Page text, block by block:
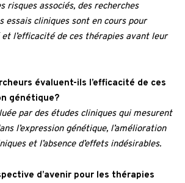
risques associés, des recherches
essais cliniques sont en cours pour
l’efficacité de ces thérapies avant leur
évaluent-ils l’efficacité de ces
génétique?
par des études cliniques qui mesurent
l’expression génétique, l’amélioration
et l’absence d’effets indésirables.
d’avenir pour les thérapies